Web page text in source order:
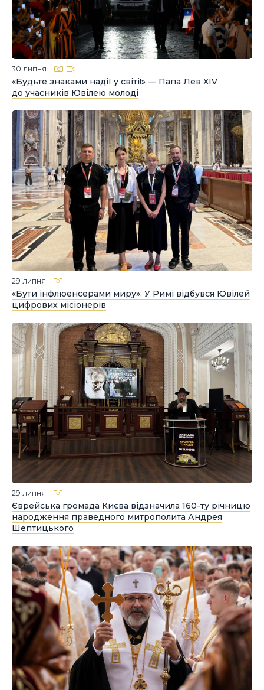
30 липня
«Будьте знаками надії у світі!» — Папа Лев XIV
до учасників Ювілею молоді
29 липня
«Бути інфлюенсерами миру»: У Римі відбувся Ювілей
цифрових місіонерів
29 липня
Єврейська громада Києва відзначила 160-ту річницю
народження праведного митрополита Андрея
Шептицького